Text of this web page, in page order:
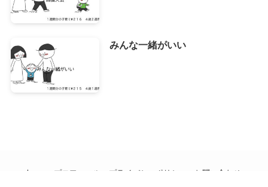
みんな一緒がいい
home プロフィール プライバシーポリシー お問い合わせ